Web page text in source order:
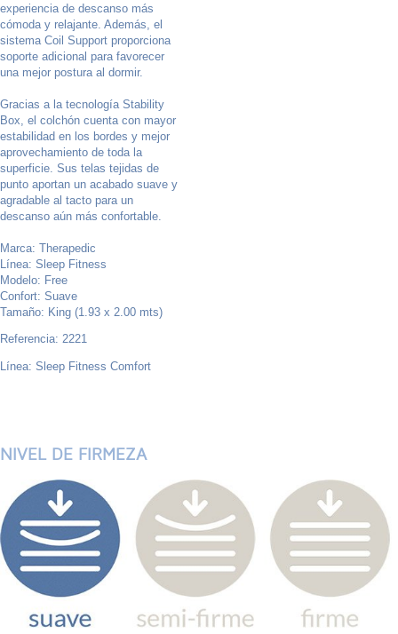
experiencia de descanso más
cómoda y relajante. Además, el
sistema Coil Support proporciona
soporte adicional para favorecer
una mejor postura al dormir.
Gracias a la tecnología Stability
Box, el colchón cuenta con mayor
estabilidad en los bordes y mejor
aprovechamiento de toda la
superficie. Sus telas tejidas de
punto aportan un acabado suave y
agradable al tacto para un
descanso aún más confortable.
Marca: Therapedic
Línea: Sleep Fitness
Modelo: Free
Confort: Suave
Tamaño: King (1.93 x 2.00 mts)
Referencia: 2221
Línea: Sleep Fitness Comfort
NIVEL DE FIRMEZA